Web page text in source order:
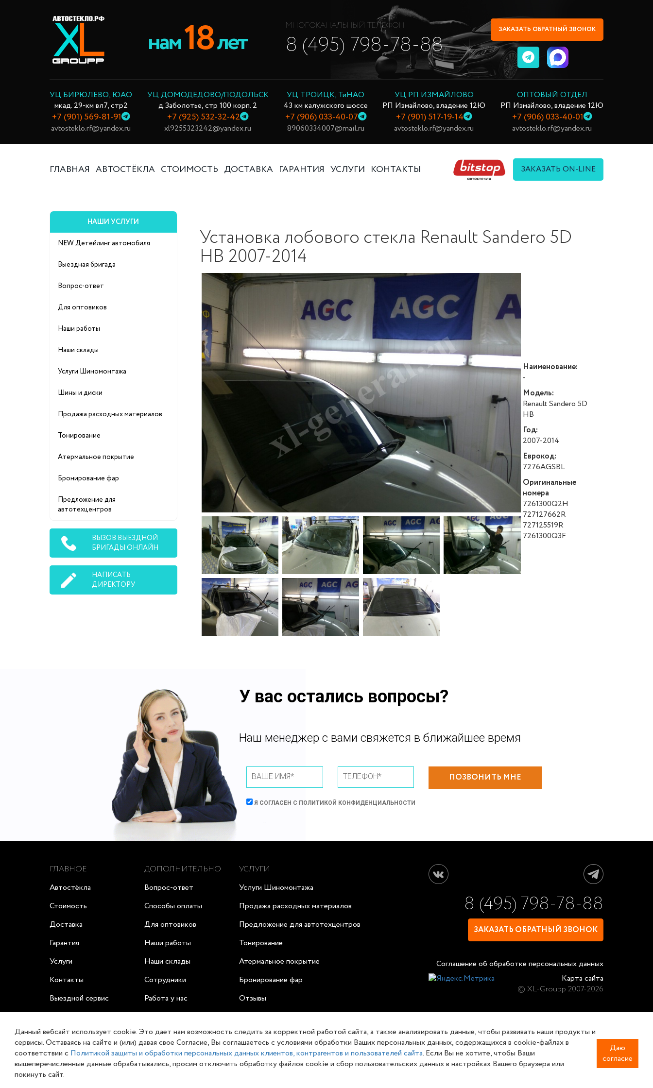
Данный вебсайт использует cookie. Это дает нам возможность следить за корректной работой сайта, а также анализировать данные, чтобы развивать наши продукты и
сервисы. Оставаясь на сайте и (или) давая свое Согласие, Вы соглашаетесь с условиями обработки Ваших персональных данных, содержащихся в cookie-файлах в
соответствии с Политикой защиты и обработки персональных данных клиентов, контрагентов и пользователей сайта. Если Вы не хотите, чтобы Ваши
вышеперечисленные данные обрабатывались, просим отключить обработку файлов cookie и сбор пользовательских данных в настройках Вашего браузера или
покинуть сайт.
Даю
согласие
нам18лет МНОГОКАНАЛЬНЫЙ ТЕЛЕФОН
8 (495) 798-78-88
ЗАКАЗАТЬ ОБРАТНЫЙ ЗВОНОК
УЦ БИРЮЛЕВО, ЮАО
мкад. 29-км вл7, стр2
+7 (901) 569-81-91
avtosteklo.rf@yandex.ru
УЦ ДОМОДЕДОВО/ПОДОЛЬСК
д.Заболотье, стр 100 корп. 2
+7 (925) 532-32-42
xl9255323242@yandex.ru
УЦ ТРОИЦК, ТиНАО
43 км калужского шоссе
+7 (906) 033-40-07
89060334007@mail.ru
УЦ РП ИЗМАЙЛОВО
РП Измайлово, владение 12Ю
+7 (901) 517-19-14
avtosteklo.rf@yandex.ru
ОПТОВЫЙ ОТДЕЛ
РП Измайлово, владение 12Ю
+7 (906) 033-40-01
avtosteklo.rf@yandex.ru
ГЛАВНАЯ АВТОСТЁКЛА СТОИМОСТЬ ДОСТАВКА ГАРАНТИЯ УСЛУГИ КОНТАКТЫ ЗАКАЗАТЬ ON-LINE
НАШИ УСЛУГИ
NEW Детейлинг автомобиля
Выездная бригада
Вопрос-ответ
Для оптовиков
Наши работы
Наши склады
Услуги Шиномонтажа
Шины и диски
Продажа расходных материалов
Тонирование
Атермальное покрытие
Бронирование фар
Предложение для
автотехцентров
ВЫЗОВ ВЫЕЗДНОЙ
БРИГАДЫ ОНЛАЙН
НАПИСАТЬ
ДИРЕКТОРУ
Установка лобового стекла Renault Sandero 5D
HB 2007-2014
Наименование:
-
Модель:
Renault Sandero 5D
HB
Год:
2007-2014
Еврокод:
7276AGSBL
Оригинальные
номера
7261300Q2H
727127662R
727125519R
7261300Q3F
У вас остались вопросы?
Наш менеджер с вами свяжется в ближайшее время
ПОЗВОНИТЬ МНЕ
Я СОГЛАСЕН С ПОЛИТИКОЙ КОНФИДЕНЦИАЛЬНОСТИ
ГЛАВНОЕ
Автостёкла
Стоимость
Доставка
Гарантия
Услуги
Контакты
Выездной сервис
ДОПОЛНИТЕЛЬНО
Вопрос-ответ
Способы оплаты
Для оптовиков
Наши работы
Наши склады
Сотрудники
Работа у нас
УСЛУГИ
Услуги Шиномонтажа
Продажа расходных материалов
Предложение для автотехцентров
Тонирование
Атермальное покрытие
Бронирование фар
Отзывы
8 (495) 798-78-88
ЗАКАЗАТЬ ОБРАТНЫЙ ЗВОНОК
Соглашение об обработке персональных данных
Карта сайта
© XL-Groupp 2007-2026
Обращаем ваше внимание на то, что данный интернет-сайт носит исключительно информационный характер и ни при каких условиях не является публичной офертой,
определяемой положениями Статьи 437 п.2 Гражданского кодекса Российской Федерации. Для получения подробной информации о наличии и стоимости указанных